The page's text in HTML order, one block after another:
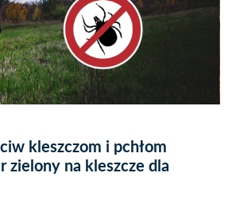
kleszczom i pchłom
zielony na kleszcze dla